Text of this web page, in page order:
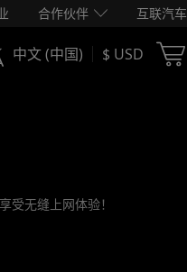
合作伙伴 互联汽车
中文 (中国) $ USD
无缝上网体验！